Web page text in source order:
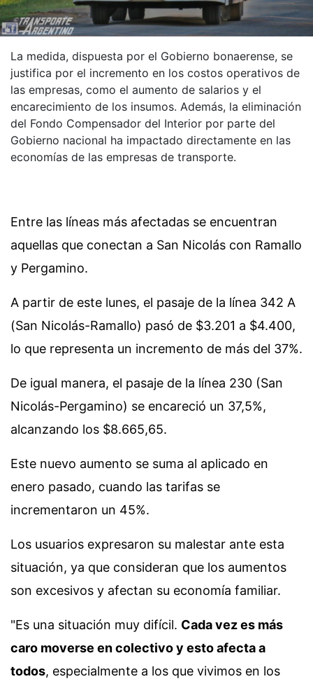
La medida, dispuesta por el Gobierno bonaerense, se
justifica por el incremento en los costos operativos de
las empresas, como el aumento de salarios y el
encarecimiento de los insumos. Además, la eliminación
del Fondo Compensador del Interior por parte del
Gobierno nacional ha impactado directamente en las
economías de las empresas de transporte.
Entre las líneas más afectadas se encuentran
aquellas que conectan a San Nicolás con Ramallo
y Pergamino.
A partir de este lunes, el pasaje de la línea 342 A
(San Nicolás-Ramallo) pasó de $3.201 a $4.400,
lo que representa un incremento de más del 37%.
De igual manera, el pasaje de la línea 230 (San
Nicolás-Pergamino) se encareció un 37,5%,
alcanzando los $8.665,65.
Este nuevo aumento se suma al aplicado en
enero pasado, cuando las tarifas se
incrementaron un 45%.
Los usuarios expresaron su malestar ante esta
situación, ya que consideran que los aumentos
son excesivos y afectan su economía familiar.
"Es una situación muy difícil. Cada vez es más
caro moverse en colectivo y esto afecta a
todos, especialmente a los que vivimos en los